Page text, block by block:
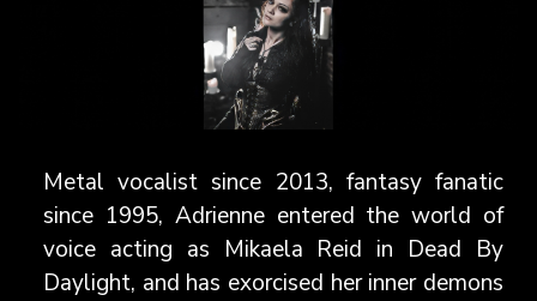
Metal vocalist since 2013, fantasy fanatic
since 1995, Adrienne entered the world of
voice acting as Mikaela Reid in Dead By
Daylight, and has exorcised her inner demons